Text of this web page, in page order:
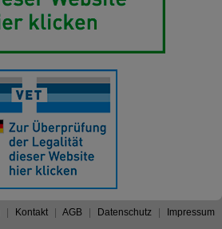
Kontakt AGB Datenschutz Impressum